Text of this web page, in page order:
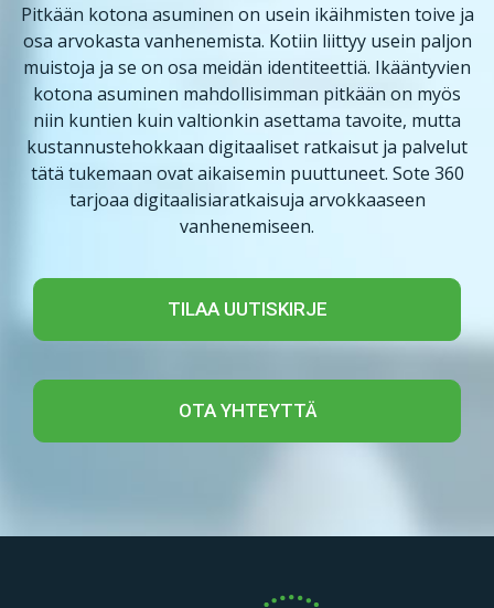
Pitkään kotona asuminen on usein ikäihmisten toive ja
osa arvokasta vanhenemista. Kotiin liittyy usein paljon
muistoja ja se on osa meidän identiteettiä. Ikääntyvien
kotona asuminen mahdollisimman pitkään on myös
niin kuntien kuin valtionkin asettama tavoite, mutta
kustannustehokkaan digitaaliset ratkaisut ja palvelut
tätä tukemaan ovat aikaisemin puuttuneet. Sote 360
tarjoaa digitaalisiaratkaisuja arvokkaaseen
vanhenemiseen.
TILAA UUTISKIRJE
OTA YHTEYTTÄ